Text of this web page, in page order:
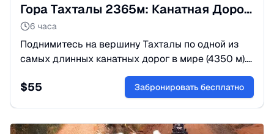
Гора Тахталы 2365м: Канатная Дорога Олимпос из Кемера
6 часа
Поднимитесь на вершину Тахталы по одной из
самых длинных канатных дорог в мире (4350 м).
Захватывающие панорамные виды и отдых в
горах. Подходит для всех возрастов!
$55 Забронировать бесплатно